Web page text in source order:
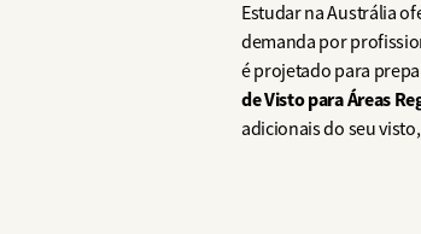
Estudar na Austrália
demanda por
é projetado para
de Visto para Áreas
adicionais do seu